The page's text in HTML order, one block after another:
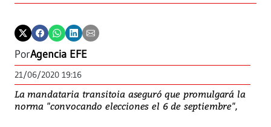
PorAgencia EFE
21/06/2020 19:16
La mandataria transitoia aseguró que promulgará la
norma "convocando elecciones el 6 de septiembre",